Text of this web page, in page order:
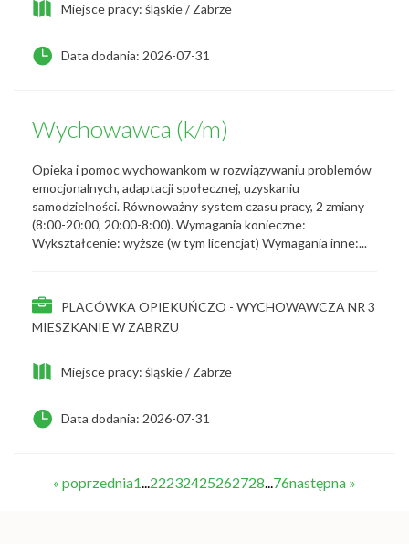
Miejsce pracy: śląskie / Zabrze
Data dodania: 2026-07-31
Wychowawca (k/m)
Opieka i pomoc wychowankom w rozwiązywaniu problemów
emocjonalnych, adaptacji społecznej, uzyskaniu
samodzielności. Równoważny system czasu pracy, 2 zmiany
(8:00-20:00, 20:00-8:00). Wymagania konieczne:
Wykształcenie: wyższe (w tym licencjat) Wymagania inne:...
PLACÓWKA OPIEKUŃCZO - WYCHOWAWCZA NR 3
MIESZKANIE W ZABRZU
Miejsce pracy: śląskie / Zabrze
Data dodania: 2026-07-31
« poprzednia1...22232425262728...76następna »